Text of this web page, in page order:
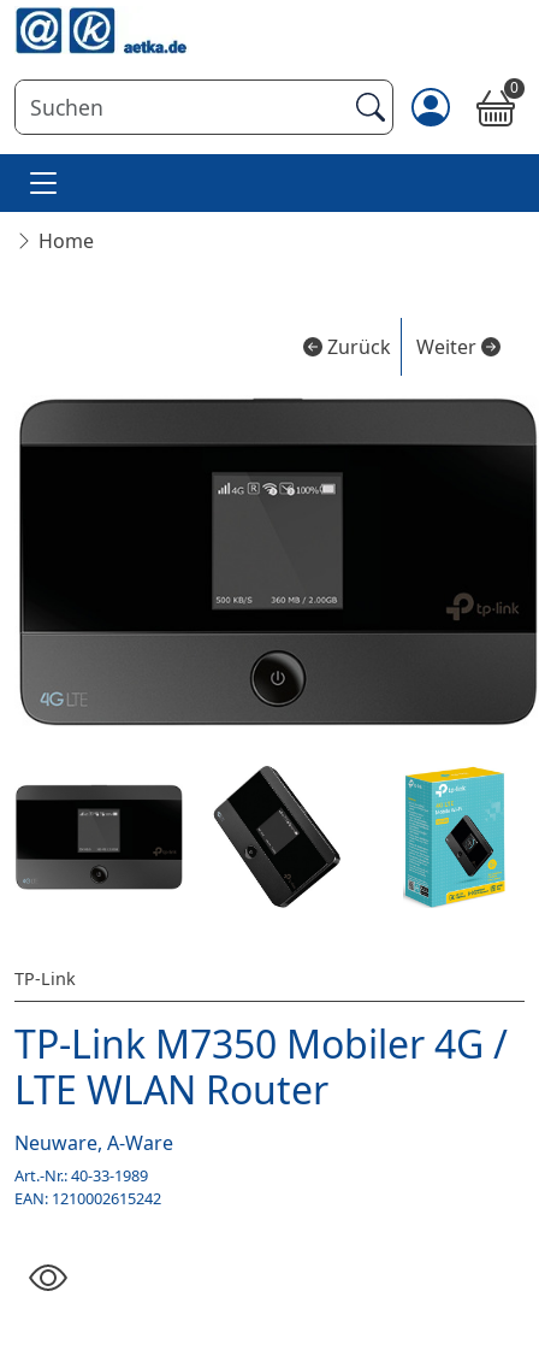
0
Home
Zurück Weiter
TP-Link
TP-Link M7350 Mobiler 4G /
LTE WLAN Router
Neuware, A-Ware
Art.-Nr.:40-33-1989
EAN: 1210002615242